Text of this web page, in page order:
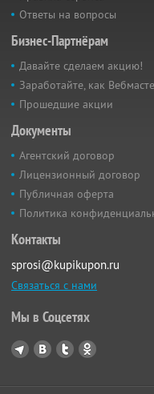
Ответы на вопросы
Бизнес-Партнёрам
Давайте сделаем акцию!
Заработайте, как
Прошедшие акции
Документы
Агентский договор
Лицензионный договор
Публичная оферта
Политика
Контакты
sprosi@kupikupon.ru
Связаться с нами
Мы в Соцсетях